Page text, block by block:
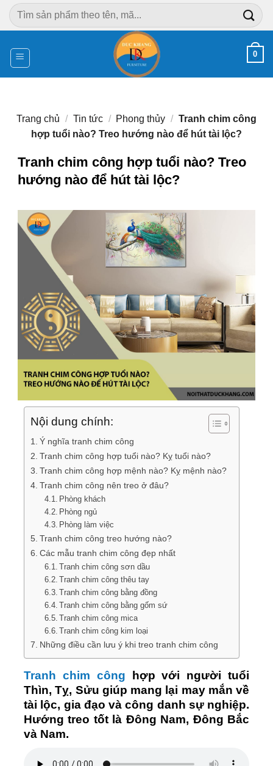
Chuyển
đến
dung
Tìm
kiếm:
0
Trang chủ / Tin tức / Phong thủy / Tranh chim công
hợp tuổi nào? Treo hướng nào để hút tài lộc?
Tranh chim công hợp tuổi nào? Treo
hướng nào để hút tài lộc?
Nội dung chính:
Ý nghĩa tranh chim công
Tranh chim công hợp tuổi nào? Kỵ tuổi nào?
Tranh chim công hợp mệnh nào? Kỵ mệnh nào?
Tranh chim công nên treo ở đâu?
Phòng khách
Phòng ngủ
Phòng làm việc
Tranh chim công treo hướng nào?
Các mẫu tranh chim công đẹp nhất
Tranh chim công sơn dầu
Tranh chim công thêu tay
Tranh chim công bằng đồng
Tranh chim công bằng gốm sứ
Tranh chim công mica
Tranh chim công kim loại
Những điều cần lưu ý khi treo tranh chim công
Tranh chim công hợp với người tuổi
Thìn, Tỵ, Sửu giúp mang lại may mắn về
tài lộc, gia đạo và công danh sự nghiệp.
Hướng treo tốt là Đông Nam, Đông Bắc
và Nam.